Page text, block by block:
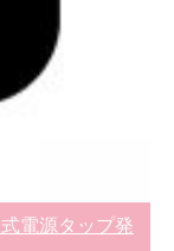
電源タップ発